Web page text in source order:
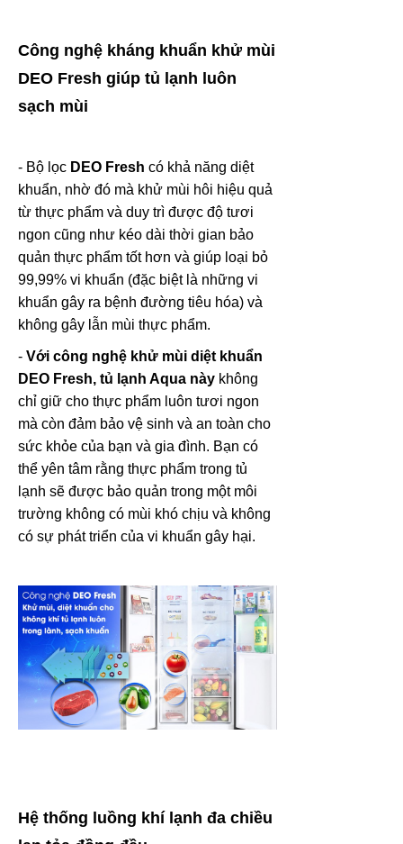
Công nghệ kháng khuẩn khử mùi
DEO Fresh giúp tủ lạnh luôn
sạch mùi
- Bộ lọc DEO Fresh có khả năng diệt
khuẩn, nhờ đó mà khử mùi hôi hiệu quả
từ thực phẩm và duy trì được độ tươi
ngon cũng như kéo dài thời gian bảo
quản thực phẩm tốt hơn và giúp loại bỏ
99,99% vi khuẩn (đặc biệt là những vi
khuẩn gây ra bệnh đường tiêu hóa) và
không gây lẫn mùi thực phẩm.
- Với công nghệ khử mùi diệt khuẩn
DEO Fresh, tủ lạnh Aqua này không
chỉ giữ cho thực phẩm luôn tươi ngon
mà còn đảm bảo vệ sinh và an toàn cho
sức khỏe của bạn và gia đình. Bạn có
thể yên tâm rằng thực phẩm trong tủ
lạnh sẽ được bảo quản trong một môi
trường không có mùi khó chịu và không
có sự phát triển của vi khuẩn gây hại.
Hệ thống luồng khí lạnh đa chiều